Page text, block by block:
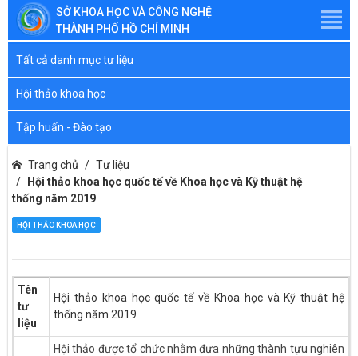
SỞ KHOA HỌC VÀ CÔNG NGHỆ
THÀNH PHỐ HỒ CHÍ MINH
Tất cả danh mục tư liệu
Hội thảo khoa học
Tập huấn - Đào tạo
Trang chủ
Tư liệu
Hội thảo khoa học quốc tế về Khoa học và Kỹ thuật hệ
thống năm 2019
HỘI THẢO KHOA HỌC
Tên
tư
liệu
Hội thảo khoa học quốc tế về Khoa học và Kỹ thuật hệ
thống năm 2019
Hội thảo được tổ chức nhằm đưa những thành tựu nghiên